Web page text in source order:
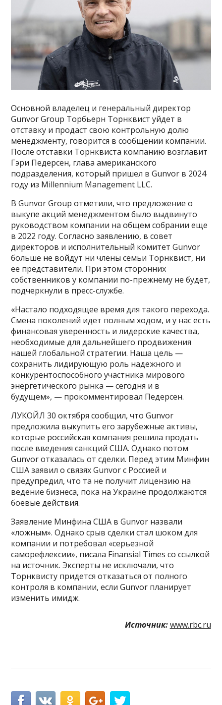
Основной владелец и генеральный директор
Gunvor Group Торбьерн Торнквист уйдет в
отставку и продаст свою контрольную долю
менеджменту, говорится в сообщении компании.
После отставки Торнквиста компанию возглавит
Гэри Педерсен, глава американского
подразделения, который пришел в Gunvor в 2024
году из Millennium Management LLC.
В Gunvor Group отметили, что предложение о
выкупе акций менеджментом было выдвинуто
руководством компании на общем собрании еще
в 2022 году. Согласно заявлению, в совет
директоров и исполнительный комитет Gunvor
больше не войдут ни члены семьи Торнквист, ни
ее представители. При этом сторонних
собственников у компании по-прежнему не будет,
подчеркнули в пресс-службе.
«Настало подходящее время для такого перехода.
Смена поколений идет полным ходом, и у нас есть
финансовая уверенность и лидерские качества,
необходимые для дальнейшего продвижения
нашей глобальной стратегии. Наша цель —
сохранить лидирующую роль надежного и
конкурентоспособного участника мирового
энергетического рынка — сегодня и в
будущем», — прокомментировал Педерсен.
ЛУКОЙЛ 30 октября сообщил, что Gunvor
предложила выкупить его зарубежные активы,
которые российская компания решила продать
после введения санкций США. Однако потом
Gunvor отказалась от сделки. Перед этим Минфин
США заявил о связях Gunvor с Россией и
предупредил, что та не получит лицензию на
ведение бизнеса, пока на Украине продолжаются
боевые действия.
Заявление Минфина США в Gunvor назвали
«ложным». Однако срыв сделки стал шоком для
компании и потребовал «серьезной
саморефлексии», писала Finansial Times со ссылкой
на источник. Эксперты не исключали, что
Торнквисту придется отказаться от полного
контроля в компании, если Gunvor планирует
изменить имидж.
Источник: www.rbc.ru